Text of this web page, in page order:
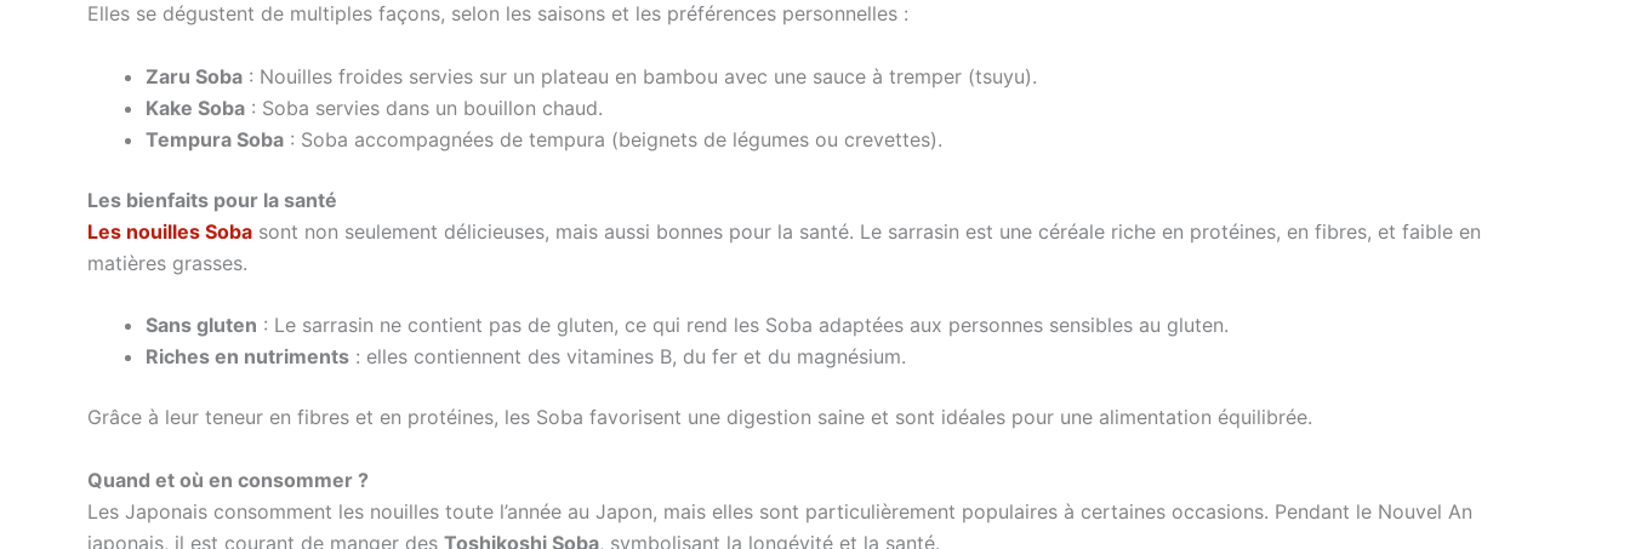
Elles se dégustent de multiples façons, selon les saisons et les préférences personnelles :
Zaru Soba : Nouilles froides servies sur un plateau en bambou avec une sauce à tremper (tsuyu).
Kake Soba : Soba servies dans un bouillon chaud.
Tempura Soba : Soba accompagnées de tempura (beignets de légumes ou crevettes).
Les bienfaits pour la santé
Les nouilles Soba sont non seulement délicieuses, mais aussi bonnes pour la santé. Le sarrasin est une céréale riche en protéines, en fibres, et faible en
matières grasses.
Sans gluten : Le sarrasin ne contient pas de gluten, ce qui rend les Soba adaptées aux personnes sensibles au gluten.
Riches en nutriments : elles contiennent des vitamines B, du fer et du magnésium.
Grâce à leur teneur en fibres et en protéines, les Soba favorisent une digestion saine et sont idéales pour une alimentation équilibrée.
Quand et où en consommer ?
Les Japonais consomment les nouilles toute l’année au Japon, mais elles sont particulièrement populaires à certaines occasions. Pendant le Nouvel An
japonais, il est courant de manger des Toshikoshi Soba, symbolisant la longévité et la santé.